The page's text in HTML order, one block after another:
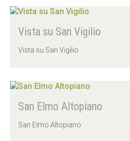
Prenota
Richiedi
Vista su San Vigilio
Vista su San Vigilio
San Elmo Altopiano
San Elmo Altopiano